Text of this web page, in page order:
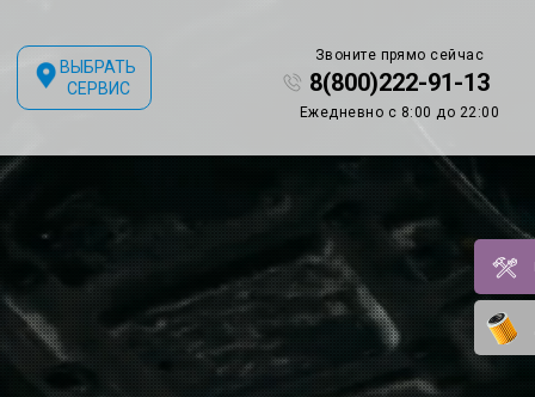
ВЫБРАТЬ
СЕРВИС
Звоните прямо сейчас
8(800)222-91-13
Ежедневно с 8:00 до 22:00